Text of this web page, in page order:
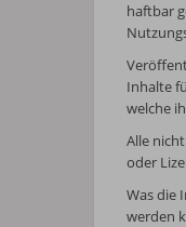
haftbar
Inhalte
welche
Alle
oder
Was die
werden